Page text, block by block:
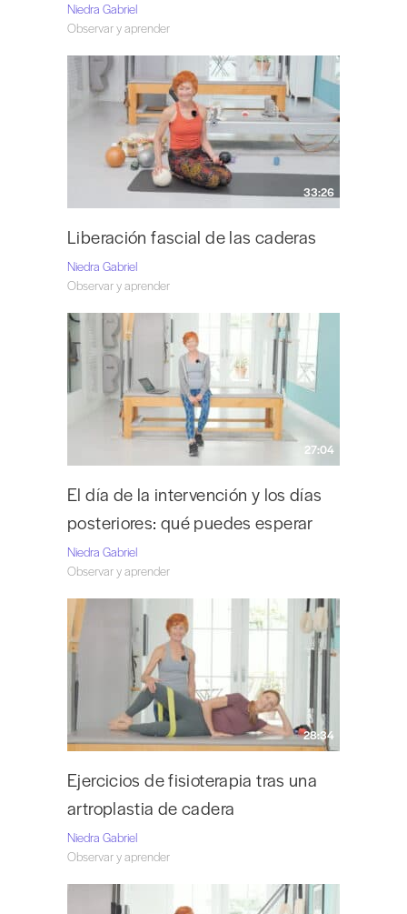
Niedra Gabriel
Observar y aprender
33:26
Liberación fascial de las caderas
Niedra Gabriel
Observar y aprender
27:04
El día de la intervención y los días
posteriores: qué puedes esperar
Niedra Gabriel
Observar y aprender
28:34
Ejercicios de fisioterapia tras una
artroplastia de cadera
Niedra Gabriel
Observar y aprender